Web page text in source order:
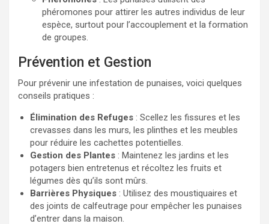
phéromones pour attirer les autres individus de leur
espèce, surtout pour l’accouplement et la formation
de groupes.
Prévention et Gestion
Pour prévenir une infestation de punaises, voici quelques
conseils pratiques :
Élimination des Refuges : Scellez les fissures et les
crevasses dans les murs, les plinthes et les meubles
pour réduire les cachettes potentielles.
Gestion des Plantes : Maintenez les jardins et les
potagers bien entretenus et récoltez les fruits et
légumes dès qu’ils sont mûrs.
Barrières Physiques : Utilisez des moustiquaires et
des joints de calfeutrage pour empêcher les punaises
d’entrer dans la maison.